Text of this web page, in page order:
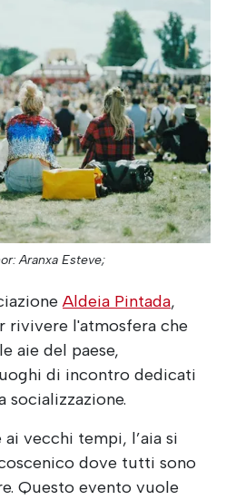
Aranxa Esteve;
Aldeia Pintada,
rivivere l'atmosfera che
aie del paese,
di incontro dedicati
socializzazione.
vecchi tempi, l’aia si
dove tutti sono
Questo evento vuole